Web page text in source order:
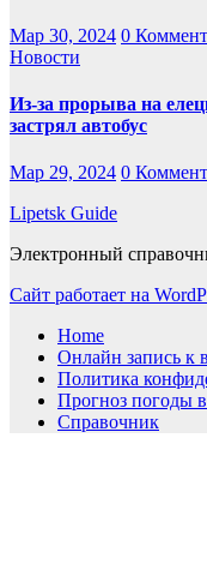
Мар 30, 2024 0
Новости
Из-за прорыва на
застрял автобус
Мар 29, 2024 0
Lipetsk Guide
Электронный
Сайт работает на
Home
Онлайн запись к
Политика
Прогноз погоды
Справочник